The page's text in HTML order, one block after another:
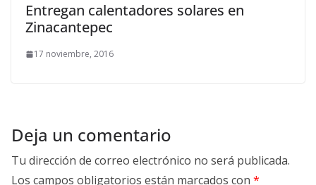
Entregan calentadores solares en
Zinacantepec
17 noviembre, 2016
Deja un comentario
Tu dirección de correo electrónico no será publicada.
Los campos obligatorios están marcados con *